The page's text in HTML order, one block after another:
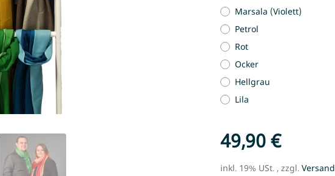
Marsala (Violett)
Petrol
Rot
Ocker
Hellgrau
Lila
49,90 €
inkl. 19% USt. , zzgl. Versand